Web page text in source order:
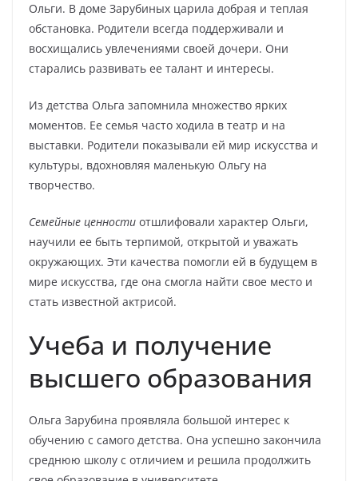
Ольги. В доме Зарубиных царила добрая и теплая
обстановка. Родители всегда поддерживали и
восхищались увлечениями своей дочери. Они
старались развивать ее талант и интересы.
Из детства Ольга запомнила множество ярких
моментов. Ее семья часто ходила в театр и на
выставки. Родители показывали ей мир искусства и
культуры, вдохновляя маленькую Ольгу на
творчество.
Семейные ценности отшлифовали характер Ольги,
научили ее быть терпимой, открытой и уважать
окружающих. Эти качества помогли ей в будущем в
мире искусства, где она смогла найти свое место и
стать известной актрисой.
Учеба и получение
высшего образования
Ольга Зарубина проявляла большой интерес к
обучению с самого детства. Она успешно закончила
среднюю школу с отличием и решила продолжить